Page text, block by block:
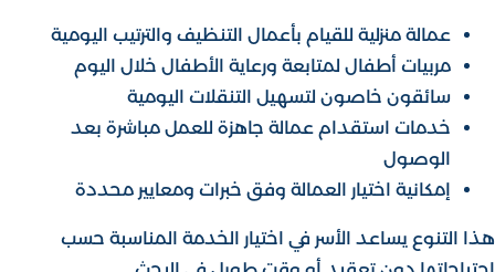
عمالة منزلية للقيام بأعمال التنظيف والترتيب اليومية
مربيات أطفال لمتابعة ورعاية الأطفال خلال اليوم
سائقون خاصون لتسهيل التنقلات اليومية
خدمات استقدام عمالة جاهزة للعمل مباشرة بعد
الوصول
إمكانية اختيار العمالة وفق خبرات ومعايير محددة
هذا التنوع يساعد الأسر في اختيار الخدمة المناسبة حسب